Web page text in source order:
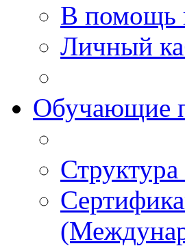
В помощь
Личный
Обучающие